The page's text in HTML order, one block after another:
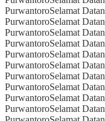
PurwantoroSelamat
PurwantoroSelamat
PurwantoroSelamat
PurwantoroSelamat
PurwantoroSelamat
PurwantoroSelamat
PurwantoroSelamat
PurwantoroSelamat
PurwantoroSelamat
PurwantoroSelamat